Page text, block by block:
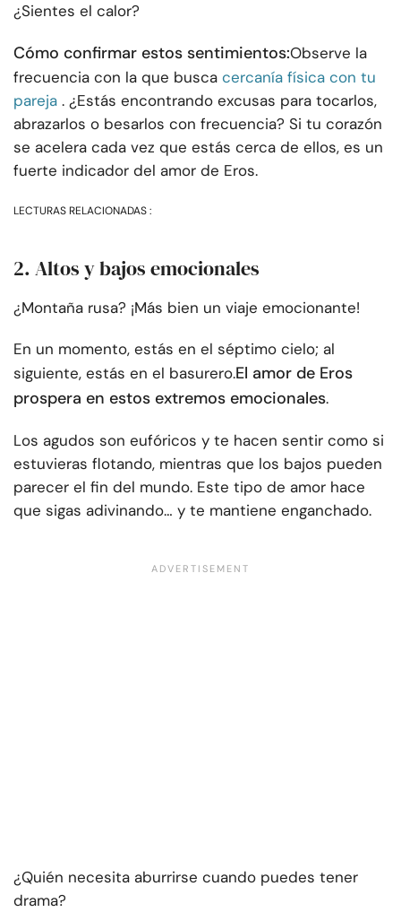
¿Sientes el calor?
Cómo confirmar estos sentimientos:Observe la
frecuencia con la que busca cercanía física con tu
pareja . ¿Estás encontrando excusas para tocarlos,
abrazarlos o besarlos con frecuencia? Si tu corazón
se acelera cada vez que estás cerca de ellos, es un
fuerte indicador del amor de Eros.
LECTURAS RELACIONADAS :
2. Altos y bajos emocionales
¿Montaña rusa? ¡Más bien un viaje emocionante!
En un momento, estás en el séptimo cielo; al
siguiente, estás en el basurero.El amor de Eros
prospera en estos extremos emocionales.
Los agudos son eufóricos y te hacen sentir como si
estuvieras flotando, mientras que los bajos pueden
parecer el fin del mundo. Este tipo de amor hace
que sigas adivinando… y te mantiene enganchado.
¿Quién necesita aburrirse cuando puedes tener
drama?